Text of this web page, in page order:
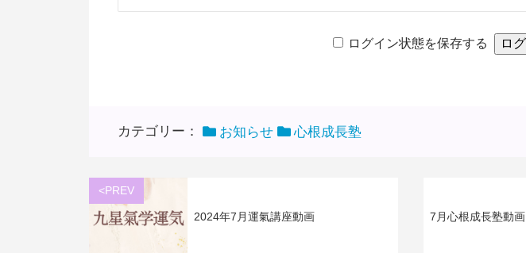
ログイン状態を保存する
カテゴリー： お知らせ 心根成長塾
<PREV
2024年7月運氣講座動画 7月心根成長塾動画